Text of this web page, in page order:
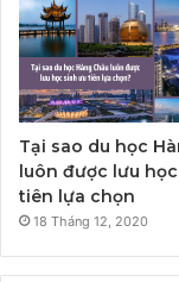
Tại sao du học
luôn được lưu
tiên lựa chọn
18 Tháng 12, 2020